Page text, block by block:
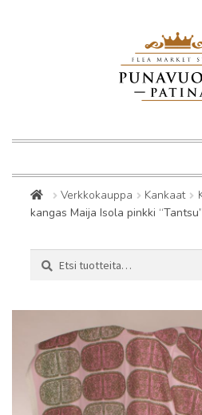
Kirppis
Verkkokauppa Kankaat
kangas Maija Isola pinkki “Tantsu”
Etsi:
Haku